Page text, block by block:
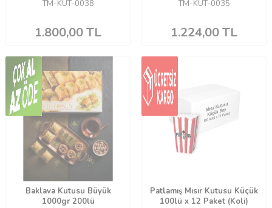
TM-KUT-0038
1.800,00TL
TM-KUT-0035
1.224,00TL
Baklava Kutusu Büyük
1000gr 200lü
Patlamış Mısır Kutusu Küçük
100lü x 12 Paket (Koli)